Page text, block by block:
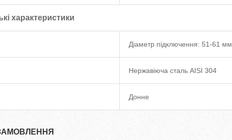
характеристики
Діаметр підключення: 51-61 мм
Нержавіюча сталь AISI 304
Донне